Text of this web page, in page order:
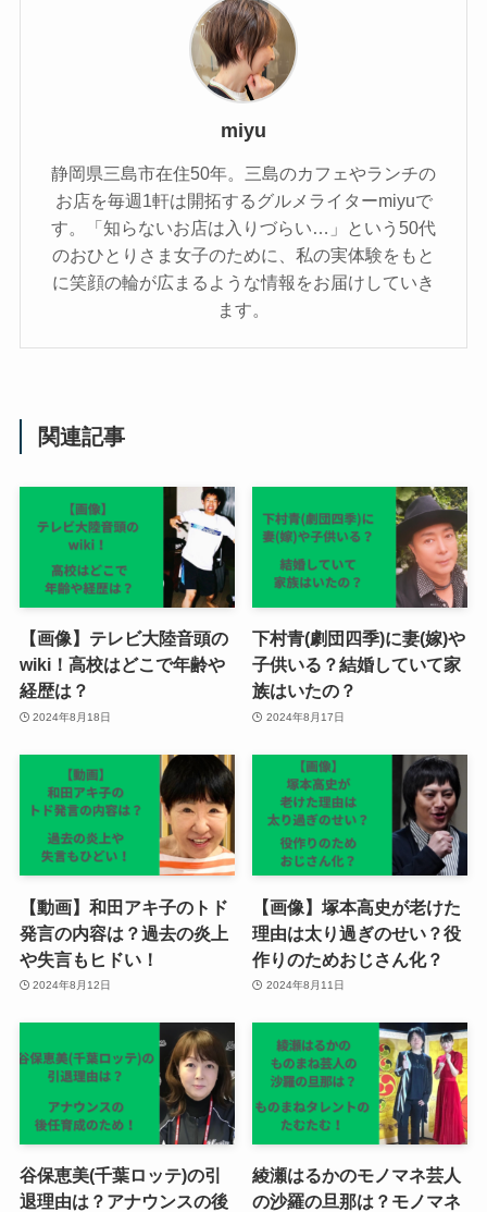
miyu
静岡県三島市在住50年。三島のカフェやランチの
お店を毎週1軒は開拓するグルメライターmiyuで
す。「知らないお店は入りづらい…」という50代
のおひとりさま女子のために、私の実体験をもと
に笑顔の輪が広まるような情報をお届けしていき
ます。
関連記事
【画像】テレビ大陸音頭の
wiki！高校はどこで年齢や
経歴は？
2024年8月18日
下村青(劇団四季)に妻(嫁)や
子供いる？結婚していて家
族はいたの？
2024年8月17日
【動画】和田アキ子のトド
発言の内容は？過去の炎上
や失言もヒドい！
2024年8月12日
【画像】塚本高史が老けた
理由は太り過ぎのせい？役
作りのためおじさん化？
2024年8月11日
谷保恵美(千葉ロッテ)の引
退理由は？アナウンスの後
綾瀬はるかのモノマネ芸人
の沙羅の旦那は？モノマネ